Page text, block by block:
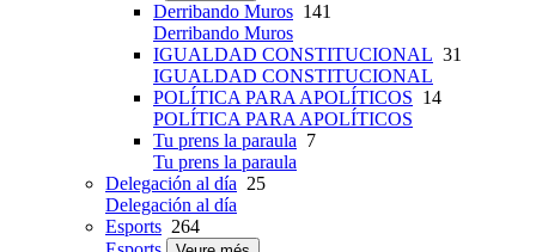
Derribando Muros 141
Derribando Muros
IGUALDAD CONSTITUCIONAL 31
IGUALDAD CONSTITUCIONAL
POLÍTICA PARA APOLÍTICOS 14
POLÍTICA PARA APOLÍTICOS
Tu prens la paraula 7
Tu prens la paraula
Delegación al día 25
Delegación al día
Esports 264